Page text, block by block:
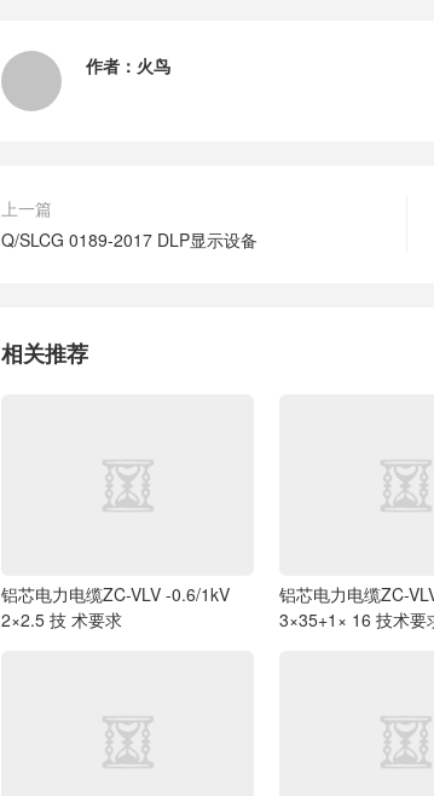
作者： 火鸟
上一篇
Q/SLCG 0189-2017 DLP显示设备
相关推荐
铝芯电力电缆ZC-VLV -0.6/1kV
2×2.5 技 术要求
铝芯电力电缆ZC-
3×35+1× 16 技术要